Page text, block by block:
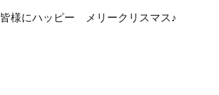
皆様にハッピー メリークリスマス♪